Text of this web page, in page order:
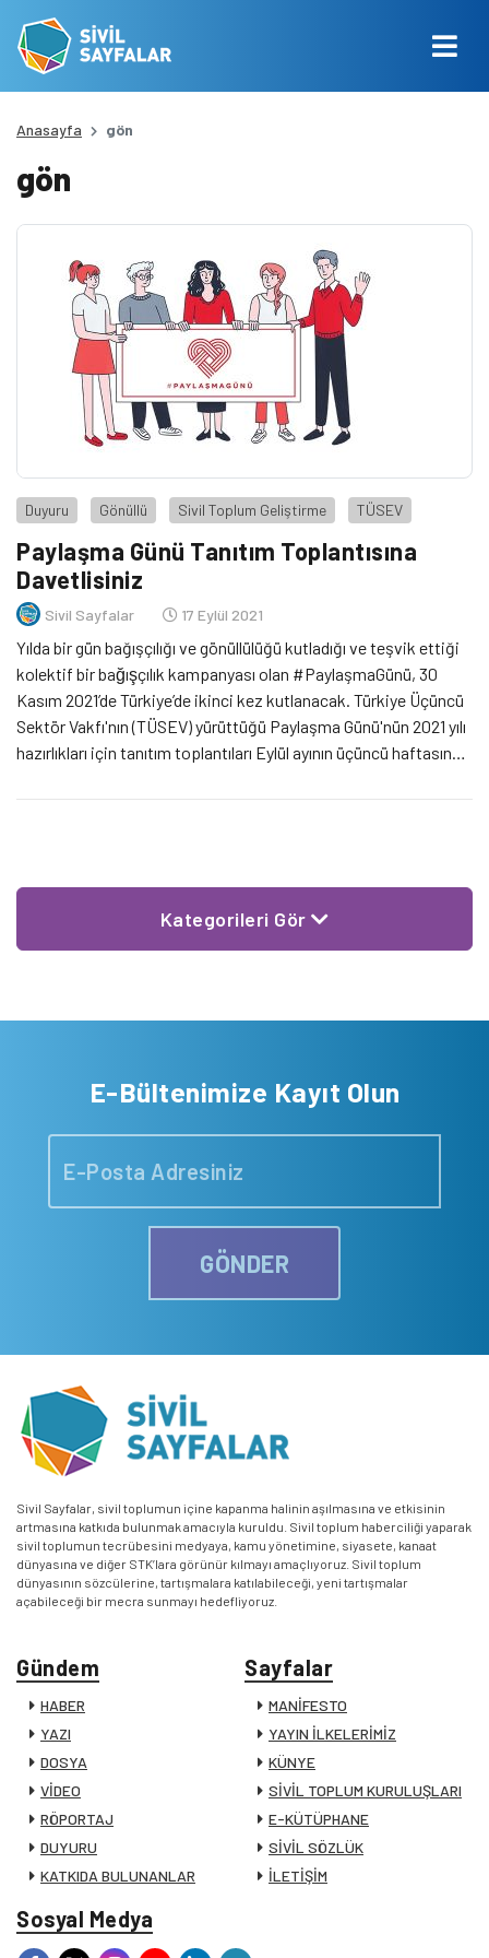
Anasayfa gön
gön
Duyuru Gönüllü Sivil Toplum Geliştirme TÜSEV
Paylaşma Günü Tanıtım Toplantısına
Davetlisiniz
Sivil Sayfalar 17 Eylül 2021
Yılda bir gün bağışçılığı ve gönüllülüğü kutladığı ve teşvik ettiği
kolektif bir bağışçılık kampanyası olan #PaylaşmaGünü, 30
Kasım 2021’de Türkiye’de ikinci kez kutlanacak. Türkiye Üçüncü
Sektör Vakfı'nın (TÜSEV) yürüttüğü Paylaşma Günü'nün 2021 yılı
hazırlıkları için tanıtım toplantıları Eylül ayının üçüncü haftasında
Kategorileri Gör
E-Bültenimize Kayıt Olun
GÖNDER
Sivil Sayfalar, sivil toplumun içine kapanma halinin aşılmasına ve etkisinin
artmasına katkıda bulunmak amacıyla kuruldu. Sivil toplum haberciliği yaparak
sivil toplumun tecrübesini medyaya, kamu yönetimine, siyasete, kanaat
dünyasına ve diğer STK’lara görünür kılmayı amaçlıyoruz. Sivil toplum
dünyasının sözcülerine, tartışmalara katılabileceği, yeni tartışmalar
açabileceği bir mecra sunmayı hedefliyoruz.
Gündem
HABER
YAZI
DOSYA
VİDEO
RÖPORTAJ
DUYURU
KATKIDA BULUNANLAR
Sayfalar
MANİFESTO
YAYIN İLKELERİMİZ
KÜNYE
SİVİL TOPLUM KURULUŞLARI
E-KÜTÜPHANE
SİVİL SÖZLÜK
İLETİŞİM
Sosyal Medya